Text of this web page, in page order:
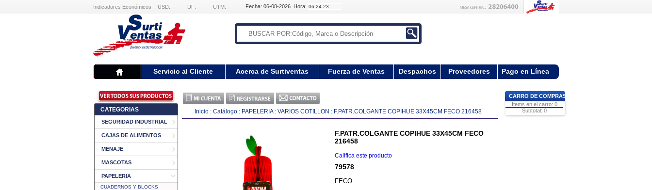
Indicadores Económicos USD: --- UF: --- UTM: --- Fecha: 06-08-2026 Hora:
Servicio al Cliente Acerca de Surtiventas Fuerza de Ventas Despachos Proveedores Pago en Línea
CATEGORIAS
SEGURIDAD INDUSTRIAL
CAJAS DE ALIMENTOS
MENAJE
MASCOTAS
PAPELERIA
CUADERNOS Y BLOCKS
Inicio : Catálogo : PAPELERIA: VARIOS COTILLON : F.PATR.COLGANTE COPIHUE 33X45CM FECO 216458
F.PATR.COLGANTE COPIHUE 33X45CM FECO
216458
Califica este producto
79578
FECO
CARRO DE COMPRAS
Items en el carro: 0
Subtotal: 0